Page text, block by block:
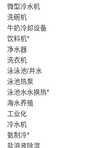
微型冷水机
洗碗机
牛奶冷却设备
饮料机*
净水器
洗衣机
泳泳池/井水
泳池热泵
泳池水水换热*
海水养殖
工业化
冷水机
氨制冷*
盐溶液除湿